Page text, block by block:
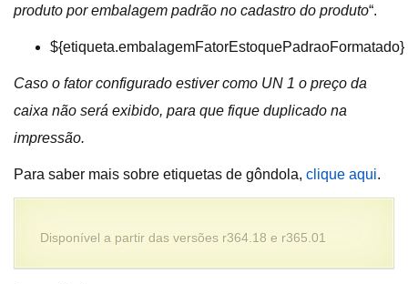
produto por embalagem padrão no cadastro do produto“.
${etiqueta.embalagemFatorEstoquePadraoFormatado}
Caso o fator configurado estiver como UN 1 o preço da
caixa não será exibido, para que fique duplicado na
impressão.
Para saber mais sobre etiquetas de gôndola, clique aqui.
Disponível a partir das versões r364.18 e r365.01